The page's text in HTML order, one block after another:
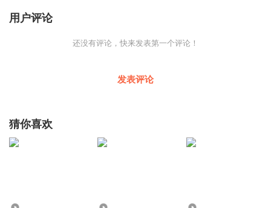
用户评论
还没有评论，快来发表第一个评论！
发表评论
猜你喜欢